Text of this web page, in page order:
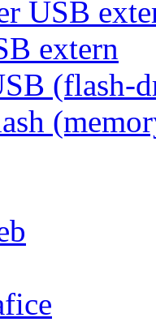
USB
extern
(flash-